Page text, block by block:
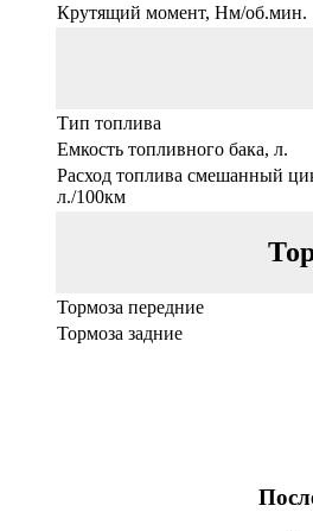
Крутящий момент, Нм/об.мин.
Тип топлива
Емкость топливного бака, л.
Расход топлива смешанный
л./100км
Тормоза передние
Тормоза задние